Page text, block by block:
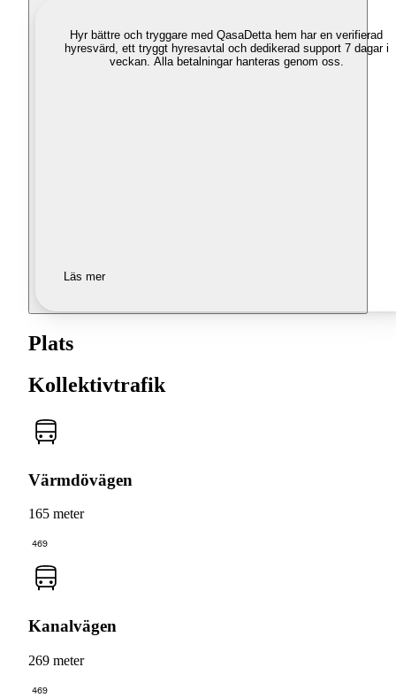
Hyr bättre och tryggare med QasaDetta hem har en verifierad
hyresvärd, ett tryggt hyresavtal och dedikerad support 7 dagar i
veckan. Alla betalningar hanteras genom oss.
Läs mer
Plats
Kollektivtrafik
Värmdövägen
165 meter
469
Kanalvägen
269 meter
469